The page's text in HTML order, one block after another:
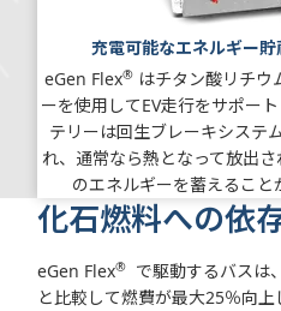
充電可能なエネルギー
eGen Flex® はチタン酸リチウ
ーを使用してEV走行をサポー
テリーは回生ブレーキシステ
れ、通常なら熱となって放出
のエネルギーを蓄えること
化石燃料への依
eGen Flex®
で駆動するバスは
と比較して燃費が最大25％向